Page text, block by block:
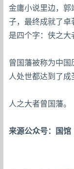
金庸小说里边，郭
子，最终成就了卓
是四个字：侠之大
曾国藩被称为中
人处世都达到了成
人之大者曾国藩。
来源公众号：国馆